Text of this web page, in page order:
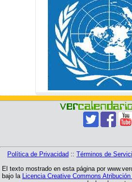
Política de Privacidad :: Términos de
El texto mostrado en esta página por
bajo la Licencia Creative Commons